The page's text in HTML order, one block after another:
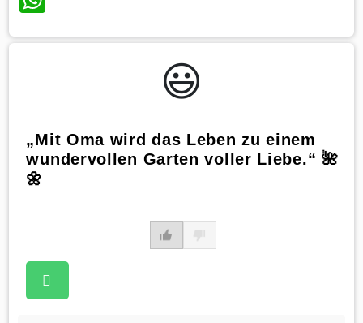
😃️
„Mit Oma wird das Leben zu einem
wundervollen Garten voller Liebe.“ 🌺
🌼